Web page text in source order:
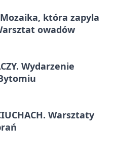
Mozaika, która zapyla
owadów
Wydarzenie
Warsztaty